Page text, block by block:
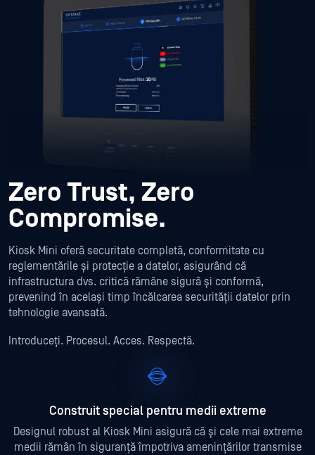
Zero Trust, Zero
Compromise.
Kiosk Mini oferă securitate completă, conformitate cu
reglementările și protecție a datelor, asigurând că
infrastructura dvs. critică rămâne sigură și conformă,
prevenind în același timp încălcarea securității datelor prin
tehnologie avansată.
Introduceți. Procesul. Acces. Respectă.
Construit special pentru medii extreme
Designul robust al Kiosk Mini asigură că și cele mai extreme
medii rămân în siguranță împotriva amenințărilor transmise